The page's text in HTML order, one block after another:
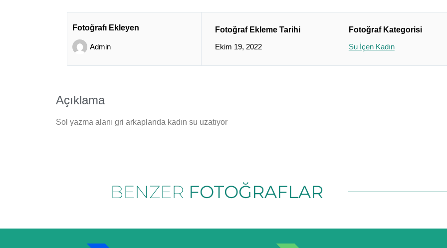
Fotoğrafı Ekleyen
Admin
Fotoğraf Ekleme Tarihi
Ekim 19, 2022
Fotoğraf Kategorisi
Su İçen Kadın
Açıklama
Sol yazma alanı gri arkaplanda kadın su uzatıyor
BENZER FOTOĞRAFLAR